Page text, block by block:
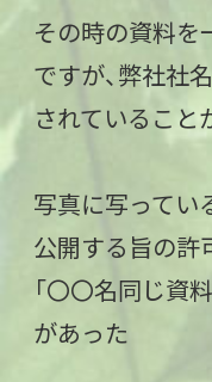
その時の資料を
ですが、弊社社
されていること
写真に写ってい
公開する旨の許
「〇〇名同じ資
があった